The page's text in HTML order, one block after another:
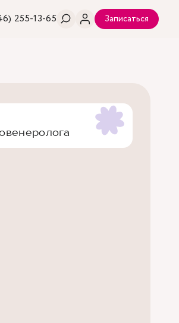
255-13-65 Записаться